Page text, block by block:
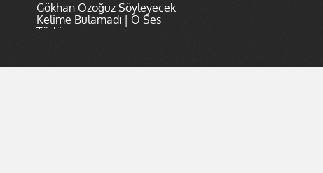
Gökhan Özoğuz Söyleyecek
Kelime Bulamadı | O Ses
Türkiye